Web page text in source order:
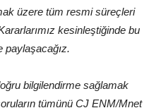
üzere tüm resmi süreçleri
kesinleştiğinde bu
paylaşacağız.
bilgilendirme sağlamak
tümünü CJ ENM/Mnet